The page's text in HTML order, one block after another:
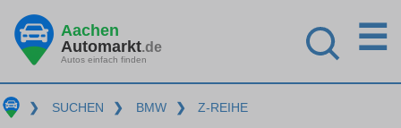
Aachen
Automarkt.de
Autos einfach finden
☰
❯ SUCHEN ❯ BMW ❯ Z-REIHE